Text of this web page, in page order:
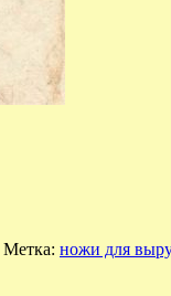
Метка: ножи для